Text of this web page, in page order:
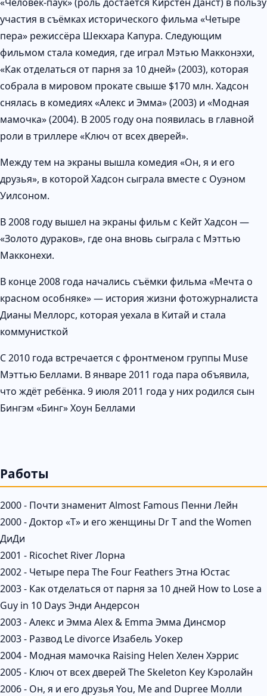
участия в съёмках исторического фильма «Четыре
пера» режиссёра Шекхара Капура. Следующим
фильмом стала комедия, где играл Мэтью Макконэхи,
«Как отделаться от парня за 10 дней» (2003), которая
собрала в мировом прокате свыше $170 млн. Хадсон
снялась в комедиях «Алекс и Эмма» (2003) и «Модная
мамочка» (2004). В 2005 году она появилась в главной
роли в триллере «Ключ от всех дверей».
Между тем на экраны вышла комедия «Он, я и его
друзья», в которой Хадсон сыграла вместе с Оуэном
Уилсоном.
В 2008 году вышел на экраны фильм с Кейт Хадсон —
«Золото дураков», где она вновь сыграла с Мэттью
Макконехи.
В конце 2008 года начались съёмки фильма «Мечта о
красном особняке» — история жизни фотожурналиста
Дианы Меллорс, которая уехала в Китай и стала
коммунисткой
С 2010 года встречается с фронтменом группы Muse
Мэттью Беллами. В январе 2011 года пара объявила,
что ждёт ребёнка. 9 июля 2011 года у них родился сын
Бингэм «Бинг» Хоун Беллами
Работы
2000 - Почти знаменит Almost Famous Пенни Лейн
2000 - Доктор «Т» и его женщины Dr T and the Women
ДиДи
2001 - Ricochet River Лорна
2002 - Четыре пера The Four Feathers Этна Юстас
2003 - Как отделаться от парня за 10 дней How to Lose a
Guy in 10 Days Энди Андерсон
2003 - Алекс и Эмма Alex & Emma Эмма Динсмор
2003 - Развод Le divorce Изабель Уокер
2004 - Модная мамочка Raising Helen Хелен Хэррис
2005 - Ключ от всех дверей The Skeleton Key Кэролайн
2006 - Он, я и его друзья You, Me and Dupree Молли